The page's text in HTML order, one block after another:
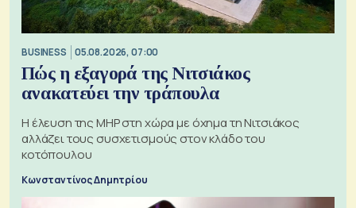
BUSINESS 05.08.2026, 07:00
Πώς η εξαγορά της Νιτσιάκος
ανακατεύει την τράπουλα
H έλευση της MHP στη χώρα με όχημα τη Νιτσιάκος
αλλάζει τους συσχετισμούς στον κλάδο του
κοτόπουλου
Κωνσταντίνος Δημητρίου